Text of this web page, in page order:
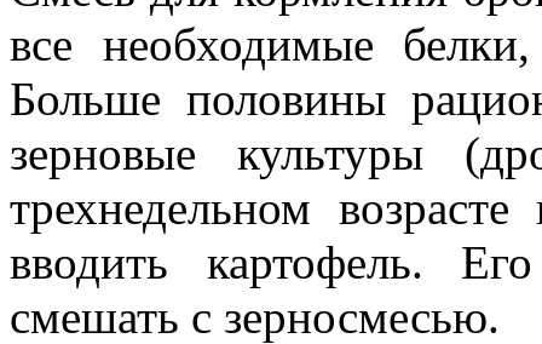
все необходимые
Больше половины
зерновые культуры
трехнедельном
вводить картофель.
смешать с зерносмесью.